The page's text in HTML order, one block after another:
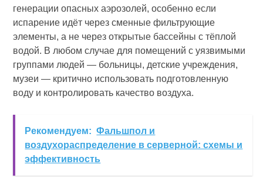
генерации опасных аэрозолей, особенно если
испарение идёт через сменные фильтрующие
элементы, а не через открытые бассейны с тёплой
водой. В любом случае для помещений с уязвимыми
группами людей — больницы, детские учреждения,
музеи — критично использовать подготовленную
воду и контролировать качество воздуха.
Рекомендуем: Фальшпол и
воздухораспределение в серверной: схемы и
эффективность